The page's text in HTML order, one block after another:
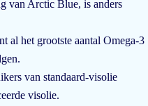
van Arctic Blue, is anders
al het grootste aantal Omega-3
van standaard-visolie
visolie.